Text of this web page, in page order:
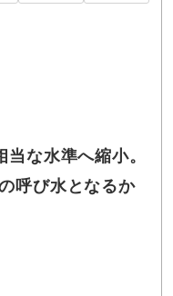
な水準へ縮小。
呼び水となるか